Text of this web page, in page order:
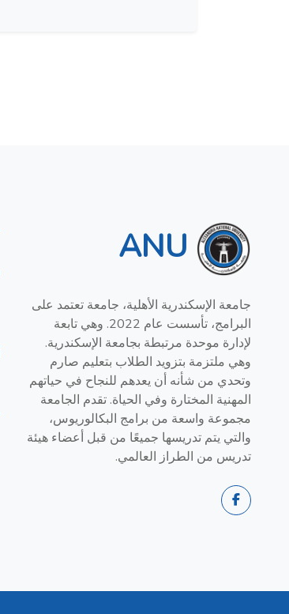
ANU
جامعة الإسكندرية الأهلية، جامعة تعتمد على
البرامج، تأسست عام 2022. وهي تابعة
لإدارة موحدة مرتبطة بجامعة الإسكندرية.
وهي ملتزمة بتزويد الطلاب بتعليم صارم
وتحدي من شأنه أن يعدهم للنجاح في حياتهم
المهنية المختارة وفي الحياة. تقدم الجامعة
مجموعة واسعة من برامج البكالوريوس،
والتي يتم تدريسها جميعًا من قبل أعضاء هيئة
تدريس من الطراز العالمي.